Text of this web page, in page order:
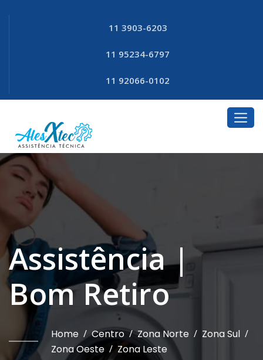
11 3903-6203
11 95234-6797
11 92066-0102
Assistência |
Bom Retiro
Home / Centro / Zona Norte / Zona Sul /
Zona Oeste / Zona Leste